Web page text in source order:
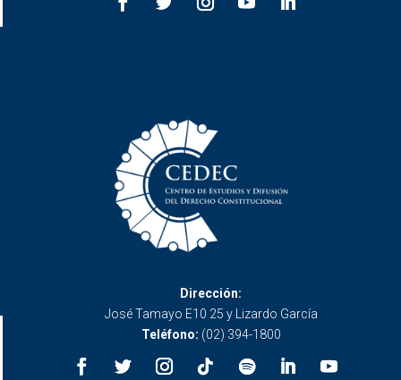
Dirección:
José Tamayo E10 25 y Lizardo García
Teléfono: (02) 394-1800